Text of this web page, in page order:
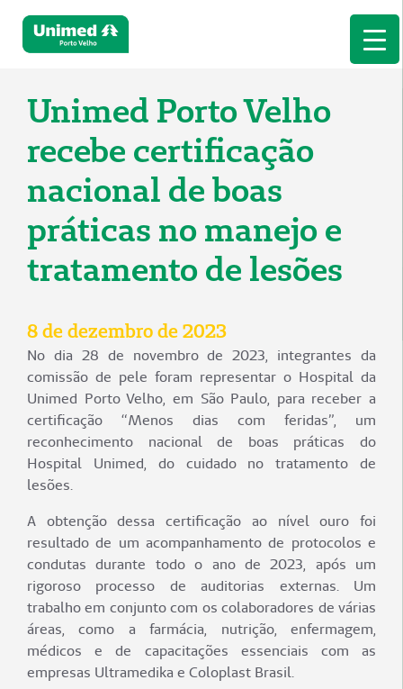
Unimed Porto Velho
recebe certificação
nacional de boas
práticas no manejo e
tratamento de lesões
8 de dezembro de 2023
No dia 28 de novembro de 2023, integrantes da
comissão de pele foram representar o Hospital da
Unimed Porto Velho, em São Paulo, para receber a
certificação “Menos dias com feridas”, um
reconhecimento nacional de boas práticas do
Hospital Unimed, do cuidado no tratamento de
lesões.
A obtenção dessa certificação ao nível ouro foi
resultado de um acompanhamento de protocolos e
condutas durante todo o ano de 2023, após um
rigoroso processo de auditorias externas. Um
trabalho em conjunto com os colaboradores de várias
áreas, como a farmácia, nutrição, enfermagem,
médicos e de capacitações essenciais com as
empresas Ultramedika e Coloplast Brasil.